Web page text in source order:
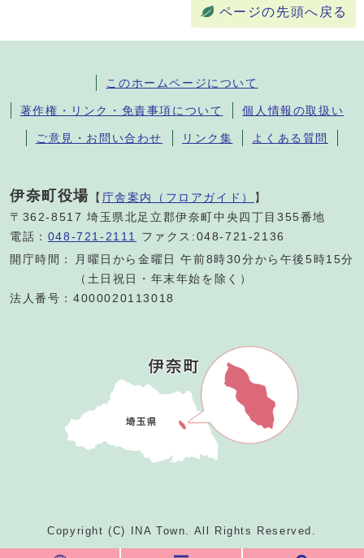
ページの先頭へ戻る
このホームページについて
著作権・リンク・免責事項について 個人情報の取扱い
ご意見・お問い合わせ リンク集 よくある質問
伊奈町役場 【 庁舎案内（フロアガイド） 】
〒362-8517 埼玉県北足立郡伊奈町中央四丁目355番地
電話： 048-721-2111
ファクス:048-721-2136
開庁時間：
月曜日から金曜日 午前8時30分から午後5時15分
（土日祝日・年末年始を除く）
法人番号：4000020113018
Copyright (C) INA Town. All Rights Reserved.